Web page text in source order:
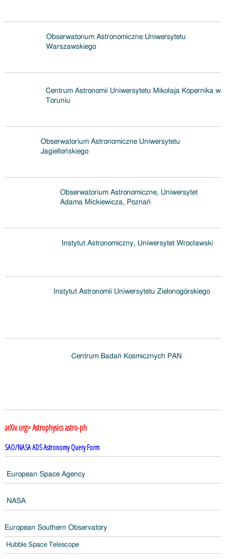
Obserwatorium Astronomiczne Uniwersytetu
Warszawskiego
Centrum Astronomii Uniwersytetu Mikołaja Kopernika w
Toruniu
Obserwatorium Astronomiczne Uniwersytetu
Jagiellońskiego
Obserwatorium Astronomiczne, Uniwersytet
Adama Mickiewicza, Poznań
Instytut Astronomiczny, Uniwersytet Wrocławski
Instytut Astronomii Uniwersytetu Zielonogórskiego
Centrum Badań Kosmicznych PAN
arXiv.org> Astrophysics astro-ph
SAO/NASA ADSAstronomy Query Form
European Space Agency
NASA
European Southern Observatory
Hubble Space Telescope